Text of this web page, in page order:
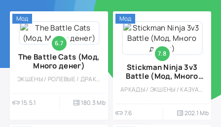
6.7
The Battle Cats (Мод,
Много денег)
ЭКШЕНЫ / РОЛЕВЫЕ / ДРАКИ / МОД / КАЗУАЛЬНЫЕ / СТРАТЕГИИ / TOWER DEFENCE / ОДНОПОЛЬЗОВАТЕЛЬСКИЕ / СТИЛИЗАЦИЯ / ОФЛАЙН / ВЕСЁЛАЯ
15.5.1 180.3 Mb
Мод
7.8
Stickman Ninja 3v3
Battle (Мод, Много
денег)
АРКАДЫ / ЭКШЕНЫ / КАЗУАЛЬНЫЕ / ОДНОПОЛЬЗОВАТЕЛЬСКИЕ / СТИЛИЗАЦИЯ / ОФЛАЙН / МОД / ВСТРОЕННЫЙ КЕШ / ДРАКИ
7.6 202.1 Mb
Мод